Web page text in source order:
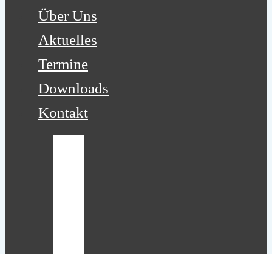
Über Uns
Aktuelles
Termine
Downloads
Kontakt